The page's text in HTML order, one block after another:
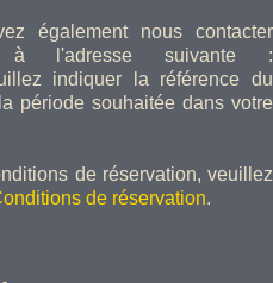
également nous contacter
à l'adresse suivante :
indiquer la référence du
période souhaitée dans votre
de réservation, veuillez
de réservation.